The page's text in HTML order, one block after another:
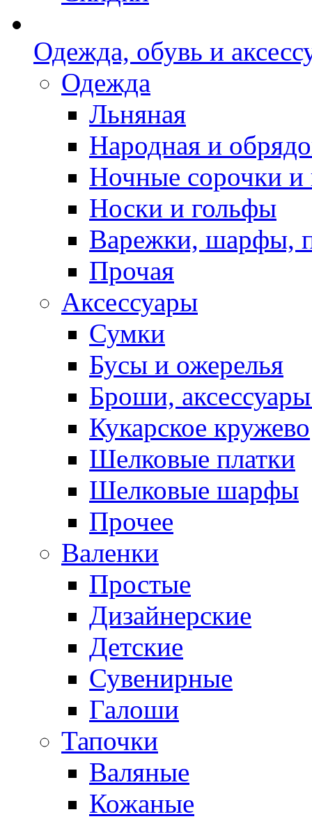
Одежда, обувь и
Одежда
Льняная
Народная и
Ночные сорочки
Носки и гольфы
Варежки, шарфы,
Прочая
Аксессуары
Сумки
Бусы и ожерелья
Броши,
Кукарское кружево
Шелковые платки
Шелковые шарфы
Прочее
Валенки
Простые
Дизайнерские
Детские
Сувенирные
Галоши
Тапочки
Валяные
Кожаные